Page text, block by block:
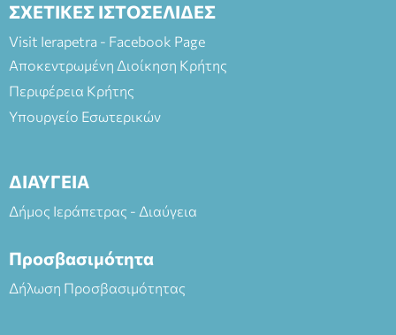
ΣΧΕΤΙΚΕΣ ΙΣΤΟΣΕΛΙΔΕΣ
Visit Ierapetra - Facebook Page
Αποκεντρωμένη Διοίκηση Κρήτης
Περιφέρεια Κρήτης
Υπουργείο Εσωτερικών
ΔΙΑΥΓΕΙΑ
Δήμος Ιεράπετρας - Διαύγεια
Προσβασιμότητα
Δήλωση Προσβασιμότητας